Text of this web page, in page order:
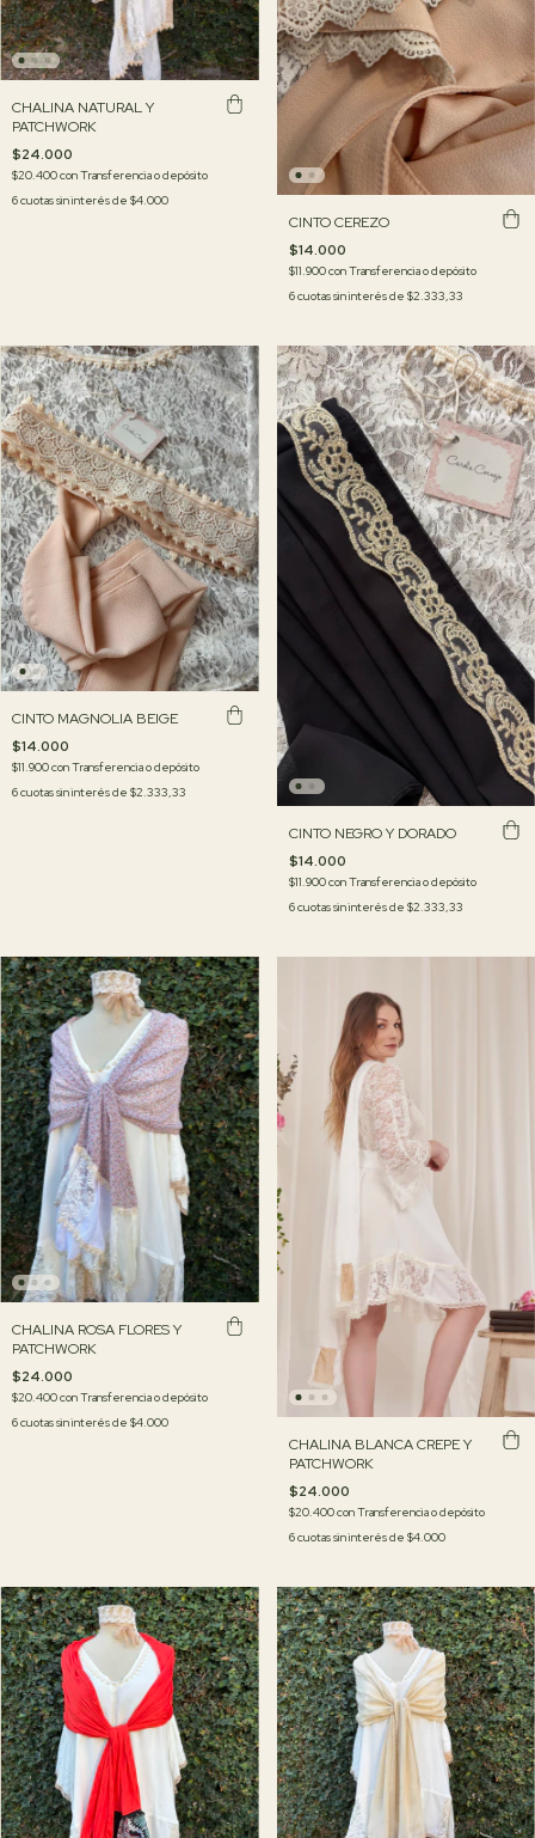
CHALINA NATURAL Y
PATCHWORK
$24.000
$20.400conTransferencia o depósito
6cuotas sin interés de $4.000
CINTO CEREZO
$14.000
$11.900conTransferencia o depósito
6cuotas sin interés de $2.333,33
CINTO MAGNOLIA BEIGE
$14.000
$11.900conTransferencia o depósito
6cuotas sin interés de $2.333,33
CINTO NEGRO Y DORADO
$14.000
$11.900conTransferencia o depósito
6cuotas sin interés de $2.333,33
CHALINA ROSA FLORES Y
PATCHWORK
$24.000
$20.400conTransferencia o depósito
6cuotas sin interés de $4.000
CHALINA BLANCA CREPE Y
PATCHWORK
$24.000
$20.400conTransferencia o depósito
6cuotas sin interés de $4.000